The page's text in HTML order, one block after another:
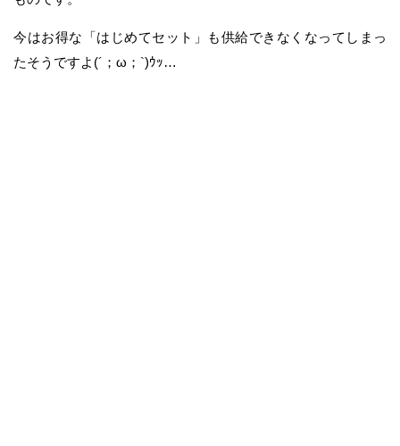
今はお得な「はじめてセット」も供給できなくなってしまっ
たそうですよ(´；ω；`)ｳｯ…